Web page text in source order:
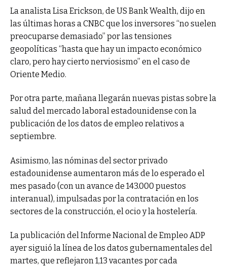
La analista Lisa Erickson, de US Bank Wealth, dijo en
las últimas horas a CNBC que los inversores “no suelen
preocuparse demasiado” por las tensiones
geopolíticas “hasta que hay un impacto económico
claro, pero hay cierto nerviosismo” en el caso de
Oriente Medio.
Por otra parte, mañana llegarán nuevas pistas sobre la
salud del mercado laboral estadounidense con la
publicación de los datos de empleo relativos a
septiembre.
Asimismo, las nóminas del sector privado
estadounidense aumentaron más de lo esperado el
mes pasado (con un avance de 143.000 puestos
interanual), impulsadas por la contratación en los
sectores de la construcción, el ocio y la hostelería.
La publicación del Informe Nacional de Empleo ADP
ayer siguió la línea de los datos gubernamentales del
martes, que reflejaron 1,13 vacantes por cada